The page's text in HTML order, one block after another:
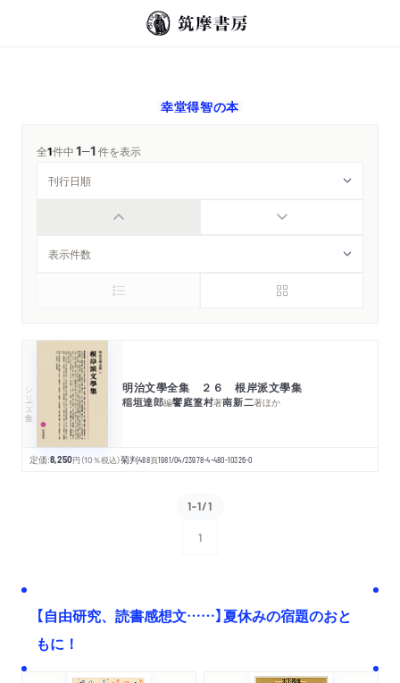
幸堂得智の本
全1件中1─1件を表示
シリーズ・全集 明治文學全集 ２６ 根岸派文學集
稲垣達郎編饗庭篁村著南新二著ほか
定価:8,250円 （10％税込）菊判488頁1981/04/23978-4-480-10326-0
1-1/1
1
【自由研究、読書感想文……】夏休みの宿題のおと
もに！